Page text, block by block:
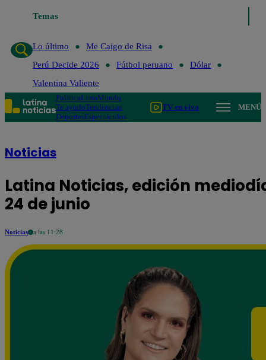
Temas
Lo último
Me Caigo de Risa
Perú Decide 2026
Fútbol peruano
Dólar
Valentina Valiente
PolíticaLimaMundo
Te ayudoTendencias
DeportesEspectáculos
TV en vivo MENÚ
Noticias
Latina Noticias, edición
24 de junio
Noticias a las 11:28